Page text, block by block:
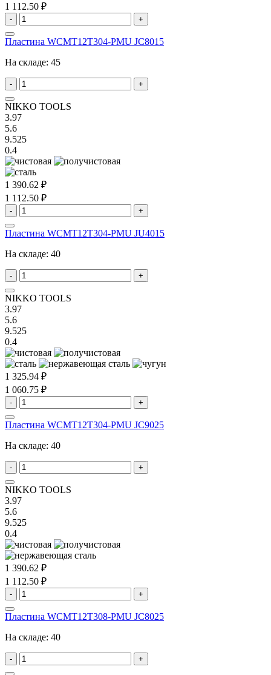
1 112.50 ₽
- +
Пластина WCMT12T304-PMU JC8015
На складе: 45
- +
NIKKO TOOLS
3.97
5.6
9.525
0.4
1 390.62 ₽
1 112.50 ₽
- +
Пластина WCMT12T304-PMU JU4015
На складе: 40
- +
NIKKO TOOLS
3.97
5.6
9.525
0.4
1 325.94 ₽
1 060.75 ₽
- +
Пластина WCMT12T304-PMU JC9025
На складе: 40
- +
NIKKO TOOLS
3.97
5.6
9.525
0.4
1 390.62 ₽
1 112.50 ₽
- +
Пластина WCMT12T308-PMU JC8025
На складе: 40
- +